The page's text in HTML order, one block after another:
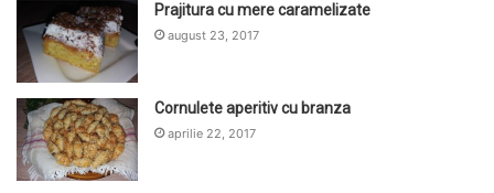
Prajitura cu mere caramelizate
august 23, 2017
Cornulete aperitiv cu branza
aprilie 22, 2017